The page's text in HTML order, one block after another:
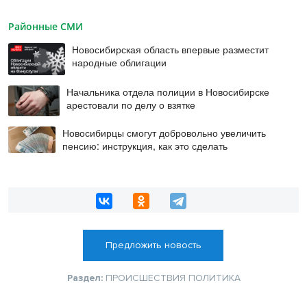
Районные СМИ
Новосибирская область впервые разместит
народные облигации
Начальника отдела полиции в Новосибирске
арестовали по делу о взятке
Новосибирцы смогут добровольно увеличить
пенсию: инструкция, как это сделать
Предложить новость
Раздел: ПРОИСШЕСТВИЯ ПОЛИТИКА